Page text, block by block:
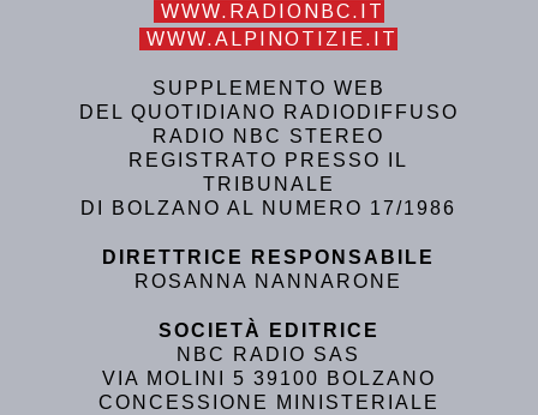
WWW.RADIONBC.IT
WWW.ALPINOTIZIE.IT
SUPPLEMENTO WEB
DEL QUOTIDIANO RADIODIFFUSO
RADIO NBC STEREO
REGISTRATO PRESSO IL
TRIBUNALE
DI BOLZANO AL NUMERO 17/1986
DIRETTRICE RESPONSABILE
ROSANNA NANNARONE
SOCIETÀ EDITRICE
NBC RADIO SAS
VIA MOLINI 5 39100 BOLZANO
CONCESSIONE MINISTERIALE